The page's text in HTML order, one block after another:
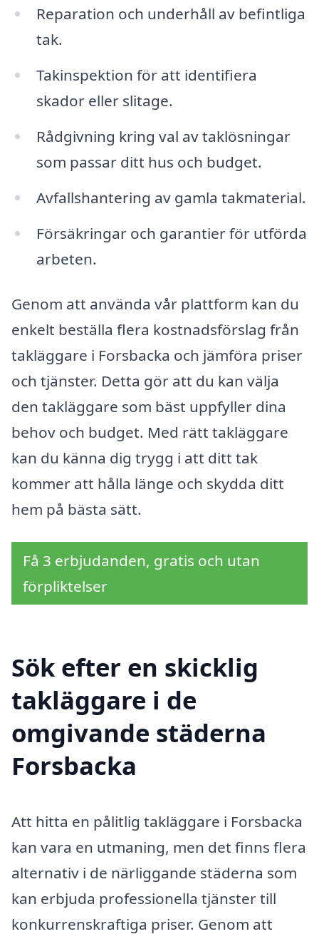
Reparation och underhåll av befintliga
tak.
Takinspektion för att identifiera
skador eller slitage.
Rådgivning kring val av taklösningar
som passar ditt hus och budget.
Avfallshantering av gamla takmaterial.
Försäkringar och garantier för utförda
arbeten.
Genom att använda vår plattform kan du
enkelt beställa flera kostnadsförslag från
takläggare i Forsbacka och jämföra priser
och tjänster. Detta gör att du kan välja
den takläggare som bäst uppfyller dina
behov och budget. Med rätt takläggare
kan du känna dig trygg i att ditt tak
kommer att hålla länge och skydda ditt
hem på bästa sätt.
Få 3 erbjudanden, gratis och utan
förpliktelser
Sök efter en skicklig
takläggare i de
omgivande städerna
Forsbacka
Att hitta en pålitlig takläggare i Forsbacka
kan vara en utmaning, men det finns flera
alternativ i de närliggande städerna som
kan erbjuda professionella tjänster till
konkurrenskraftiga priser. Genom att